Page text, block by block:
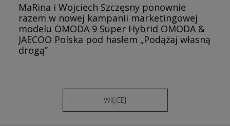
MaRina i Wojciech Szczęsny ponownie
razem w nowej kampanii marketingowej
modelu OMODA 9 Super Hybrid OMODA &
JAECOO Polska pod hasłem „Podążaj własną
drogą”
WIĘCEJ